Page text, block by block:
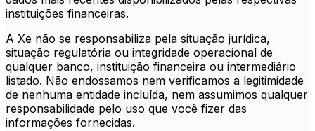
instituições financeiras.
A Xe não se responsabiliza pela situação jurídica,
situação regulatória ou integridade operacional de
qualquer banco, instituição financeira ou intermediário
listado. Não endossamos nem verificamos a legitimidade
de nenhuma entidade incluída, nem assumimos qualquer
responsabilidade pelo uso que você fizer das
informações fornecidas.